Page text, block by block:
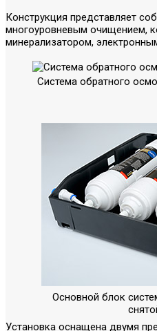
Конструкция представляет
многоуровневым очищением,
минерализатором,
Система обратного
Основной блок
Установка оснащена двумя